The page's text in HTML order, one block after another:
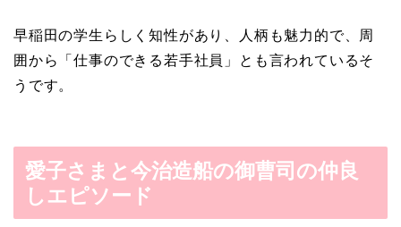
早稲田の学生らしく知性があり、人柄も魅力的で、周
囲から「仕事のできる若手社員」とも言われているそ
うです。
愛子さまと今治造船の御曹司の仲良
しエピソード